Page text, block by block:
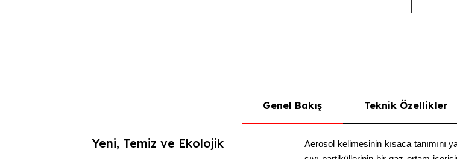
Genel Bakış Teknik Özellikler
Yeni, Temiz ve Ekolojik
Aerosol kelimesinin kısaca